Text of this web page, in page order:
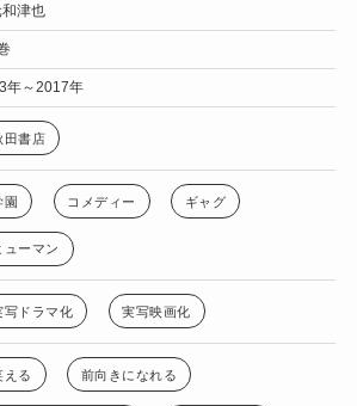
和津也
年～2017年
田書店
園 コメディー ギャグ
ューマン
写ドラマ化 実写映画化
える 前向きになれる